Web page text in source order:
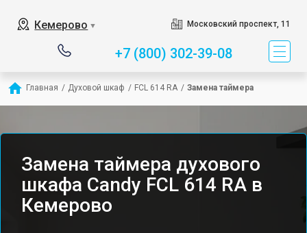
Кемерово ▼ Московский проспект, 11
+7 (800) 302-39-08
Главная / Духовой шкаф / FCL 614 RA / Замена таймера
Замена таймера духового
шкафа Candy FCL 614 RA в
Кемерово